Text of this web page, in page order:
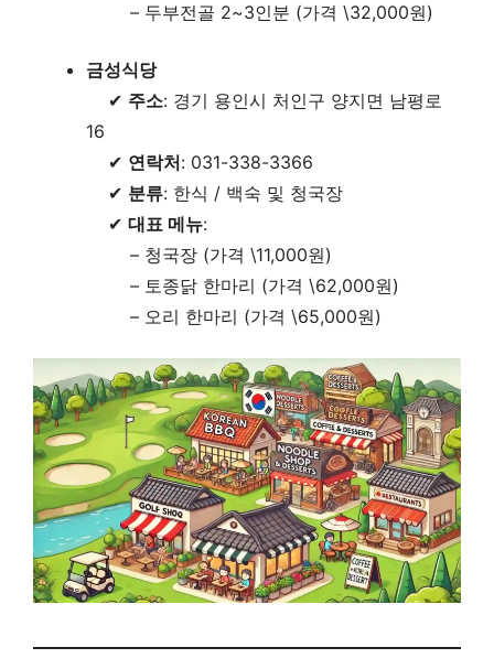
– 두부전골 2~3인분 (가격 \32,000원)
금성식당
✔ 주소: 경기 용인시 처인구 양지면 남평로
16
✔ 연락처: 031-338-3366
✔ 분류: 한식 / 백숙 및 청국장
✔ 대표 메뉴:
– 청국장 (가격 \11,000원)
– 토종닭 한마리 (가격 \62,000원)
– 오리 한마리 (가격 \65,000원)